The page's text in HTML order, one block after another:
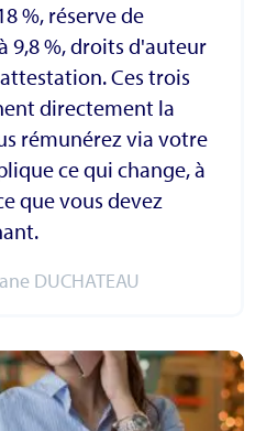
%, réserve de
9,8 %, droits d'auteur
Ces trois
directement la
rémunérez via votre
ce qui change, à
que vous devez
DUCHATEAU